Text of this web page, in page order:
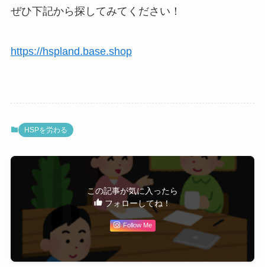
ぜひ下記から探してみてください！
https://hspland.base.shop
HSPを労わる
この記事が気に入ったら
フォローしてね！
Follow Me